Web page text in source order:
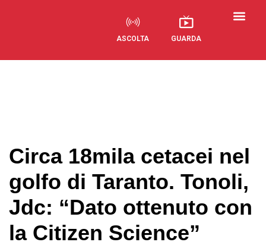
ASCOLTA GUARDA
Circa 18mila cetacei nel
golfo di Taranto. Tonoli,
Jdc: “Dato ottenuto con
la Citizen Science”